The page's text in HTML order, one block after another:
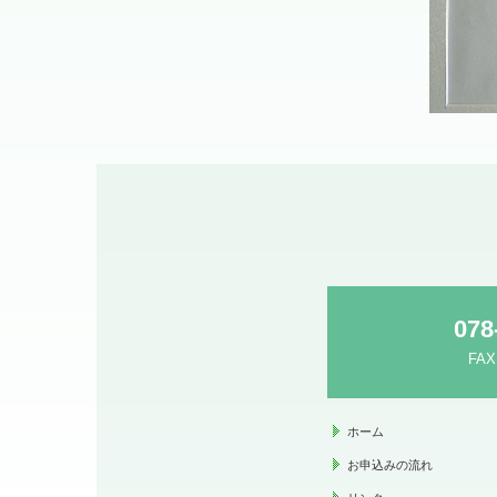
ホーム
お申込みの流れ